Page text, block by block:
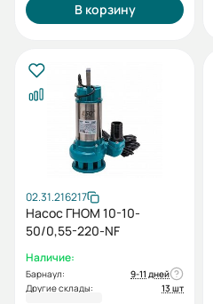
В корзину
02.31.216217
Насос ГНОМ 10-10-
50/0,55-220-NF
Наличие:
Барнаул:
9-11 дней
Другие склады:
13 шт